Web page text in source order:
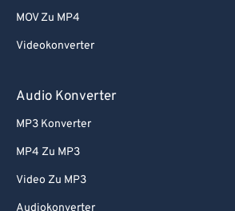
MOV Zu MP4
Videokonverter
Audio Konverter
MP3 Konverter
MP4 Zu MP3
Video Zu MP3
Audiokonverter